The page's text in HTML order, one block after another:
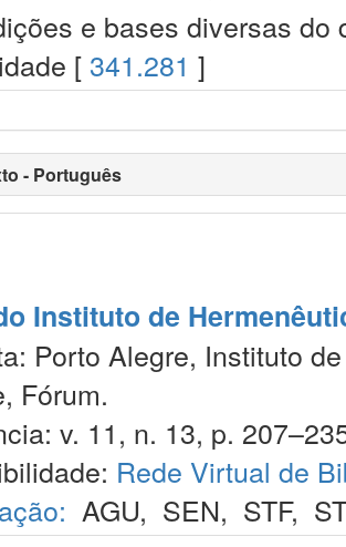
e bases diversas
[ 341.281 ]
- Português
Instituto de
Porto Alegre, Instituto
Fórum.
v. 11, n. 13, p.
Rede Virtual de
AGU, SEN, STF,